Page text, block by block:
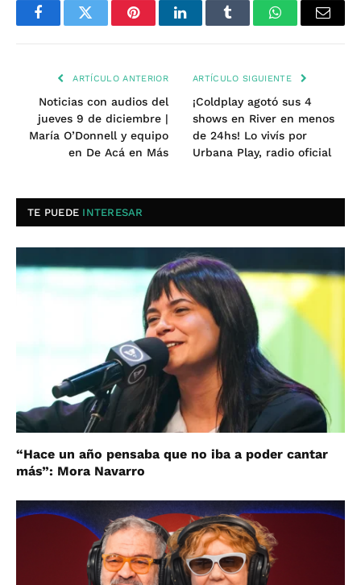
FacebookTwitter PinterestLinkedInTumblr WhatsAppEmail
ARTÍCULO ANTERIOR
Noticias con audios del
jueves 9 de diciembre |
María O’Donnell y equipo
en De Acá en Más
ARTÍCULO SIGUIENTE
¡Coldplay agotó sus 4
shows en River en menos
de 24hs! Lo vivís por
Urbana Play, radio oficial
TE PUEDE INTERESAR
“Hace un año pensaba que no iba a poder cantar
más”: Mora Navarro